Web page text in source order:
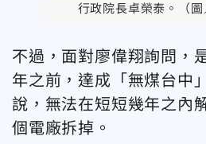
行政院長卓榮泰。（圖
不過，面對廖偉翔詢問，
年之前，達成「無煤台中
說，無法在短短幾年之內
個電廠拆掉。